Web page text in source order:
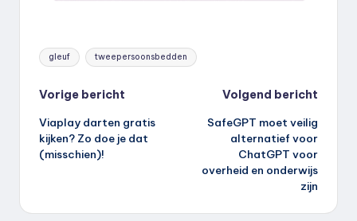
Tags:
gleuf tweepersoonsbedden
Bericht
navigatie
Vorige bericht
Viaplay darten gratis
kijken? Zo doe je dat
(misschien)!
Volgend bericht
SafeGPT moet veilig
alternatief voor
ChatGPT voor
overheid en onderwijs
zijn